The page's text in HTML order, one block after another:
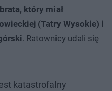
który miał
(Tatry Wysokie) i
. Ratownicy udali się
katastrofalny